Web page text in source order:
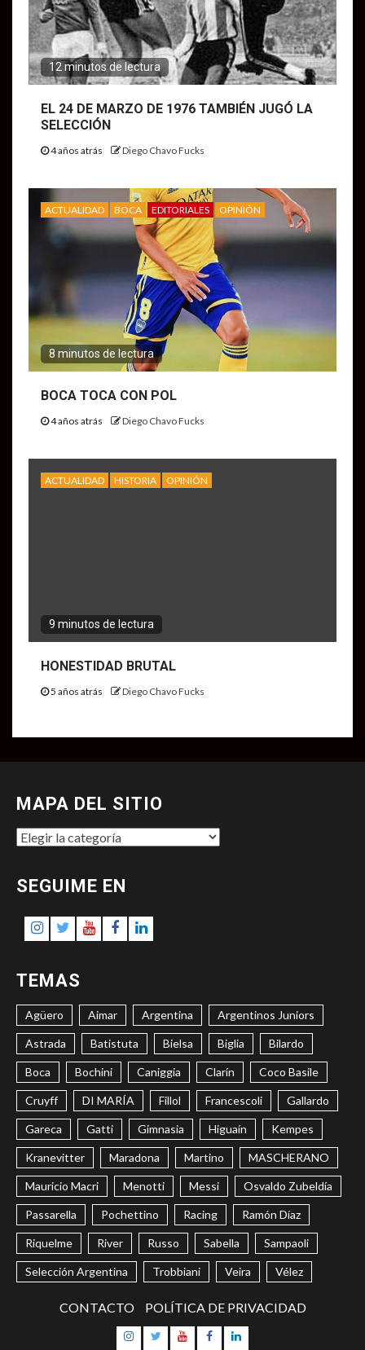
12 minutos de lectura
EL 24 DE MARZO DE 1976 TAMBIÉN JUGÓ LA
SELECCIÓN
4 años atrás Diego Chavo Fucks
ACTUALIDAD BOCA EDITORIALES OPINIÓN
8 minutos de lectura
BOCA TOCA CON POL
4 años atrás Diego Chavo Fucks
ACTUALIDAD HISTORIA OPINIÓN
9 minutos de lectura
HONESTIDAD BRUTAL
5 años atrás Diego Chavo Fucks
MAPA DEL SITIO
MAPA
SITIO
SEGUIME EN
Instagram
TwitterYoutubeFacebookLinkedIn
TEMAS
Agüero Aimar Argentina Argentinos Juniors
Astrada Batistuta Bielsa Biglia Bilardo
Boca Bochini Caniggia Clarín Coco Basile
Cruyff DI MARÍA Fillol Francescoli Gallardo
Gareca Gatti Gimnasia Higuaín Kempes
Kranevitter Maradona Martino MASCHERANO
Mauricio Macri Menotti Messi Osvaldo Zubeldía
Passarella Pochettino Racing Ramón Díaz
Riquelme River Russo Sabella Sampaoli
Selección Argentina Trobbiani Veira Vélez
CONTACTO POLÍTICA DE PRIVACIDAD
Instagram
TwitterYoutubeFacebookLinkedIn